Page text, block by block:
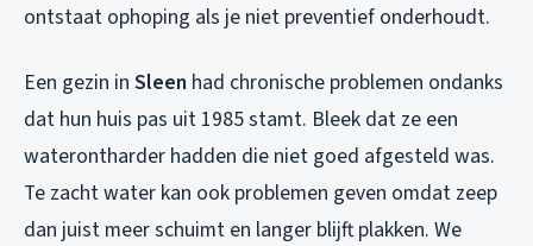
ontstaat ophoping als je niet preventief onderhoudt.
Een gezin in Sleen had chronische problemen ondanks
dat hun huis pas uit 1985 stamt. Bleek dat ze een
waterontharder hadden die niet goed afgesteld was.
Te zacht water kan ook problemen geven omdat zeep
dan juist meer schuimt en langer blijft plakken. We